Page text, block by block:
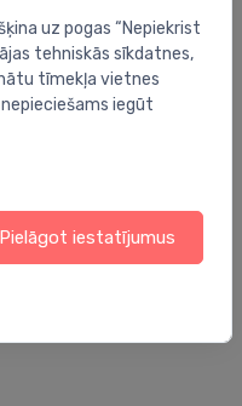
uz pogas “Nepiekrist
tehniskās sīkdatnes,
tīmekļa vietnes
iegūt
Pielāgot iestatījumus